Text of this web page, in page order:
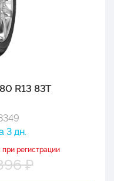
R13 83T
3 дн.
регистрации
₽